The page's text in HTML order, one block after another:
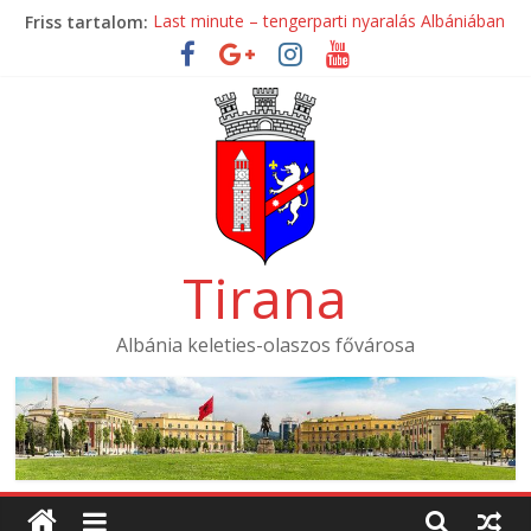
SkipFriss tartalom: Last minute – tengerparti nyaralás Albániában
Mondial Hotel ****
Mak Albania Hotel *****
La Bohème Hotel ****
Tirana International Hotel ****
Tirana
Albánia keleties-olaszos fővárosa